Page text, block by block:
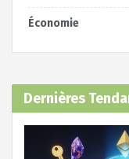
Économie
Dernières